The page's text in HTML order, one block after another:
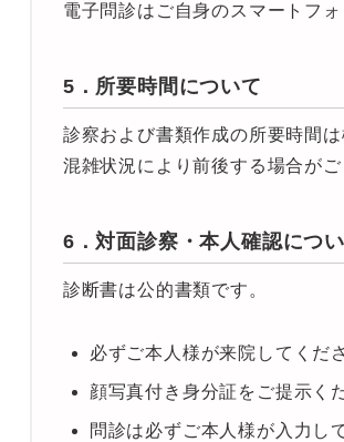
電子問診はご自身のスマートフ
5．所要時間について
診察および書類作成の所要時間は
混雑状況により前後する場合がご
6．対面診察・本人確認につ
診断書は公的書類です。
必ずご本人様が来院してくだ
顔写真付き身分証をご提示く
問診は必ずご本人様が入力し